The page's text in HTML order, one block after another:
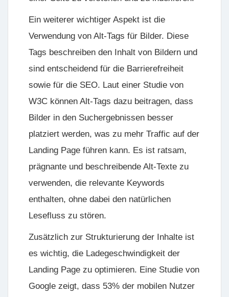
Ein weiterer wichtiger Aspekt ist die
Verwendung von Alt-Tags für Bilder. Diese
Tags beschreiben den Inhalt von Bildern und
sind entscheidend für die Barrierefreiheit
sowie für die SEO. Laut einer Studie von
W3C können Alt-Tags dazu beitragen, dass
Bilder in den Suchergebnissen besser
platziert werden, was zu mehr Traffic auf der
Landing Page führen kann. Es ist ratsam,
prägnante und beschreibende Alt-Texte zu
verwenden, die relevante Keywords
enthalten, ohne dabei den natürlichen
Lesefluss zu stören.
Zusätzlich zur Strukturierung der Inhalte ist
es wichtig, die Ladegeschwindigkeit der
Landing Page zu optimieren. Eine Studie von
Google zeigt, dass 53% der mobilen Nutzer